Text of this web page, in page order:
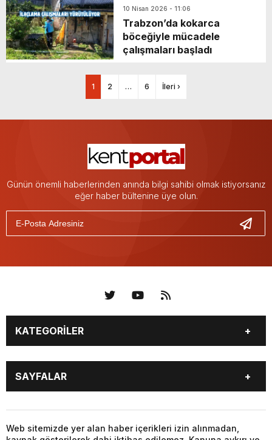
10 Nisan 2026 - 11:06
Trabzon’da kokarca
böceğiyle mücadele
çalışmaları başladı
1 2 … 6 İleri ›
Günün önemli haberlerinden anında bilgi sahibi olmak istiyorsanız
eğer haber bültenine üye olun.
KATEGORİLER
KÜNYE BİZE ULAŞIN
SAYFALAR
Web sitemizde yer alan haber içerikleri izin alınmadan,